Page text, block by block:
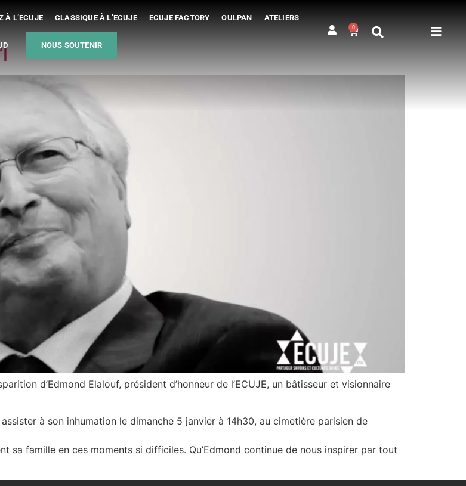
À L’ECUJE CLASSIQUE À L’ECUJE ECUJE FACTORY OULPAN ATELIERS
NOUS SOUTENIR
0
d’Edmond Elalouf, président d’honneur de l’ECUJE, un bâtisseur et visionnaire
à son inhumation le dimanche 5 janvier à 14h30, au cimetière parisien de
sa famille en ces moments si difficiles. Qu’Edmond continue de nous inspirer par tout